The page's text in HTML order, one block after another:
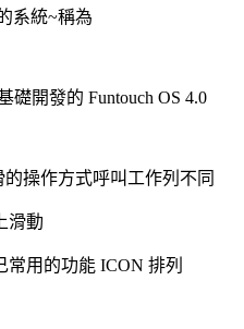
系統~稱為
礎開發的 Funtouch OS 4.0
操作方式呼叫工作列不同
滑動
用的功能 ICON 排列